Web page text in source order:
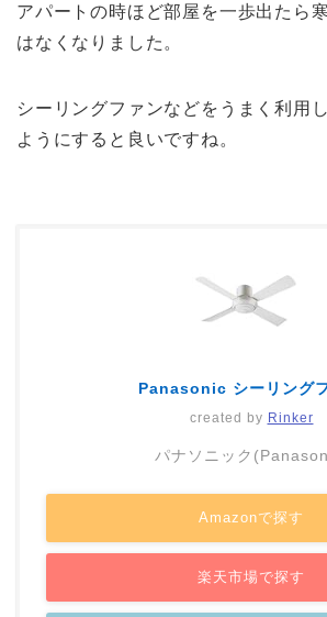
アパートの時ほど部屋を一歩出たら
はなくなりました。
シーリングファンなどをうまく利用
ようにすると良いですね。
Panasonic シーリング
created by Rinker
パナソニック
Amazonで探す
楽天市場で探す